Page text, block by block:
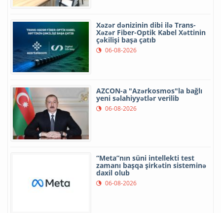
Xəzər dənizinin dibi ilə Trans-
Xəzər Fiber-Optik Kabel Xəttinin
çəkilişi başa çatıb
06-08-2026
AZCON-a "Azərkosmos"la bağlı
yeni səlahiyyətlər verilib
06-08-2026
“Meta”nın süni intellekti test
zamanı başqa şirkətin sisteminə
daxil olub
06-08-2026